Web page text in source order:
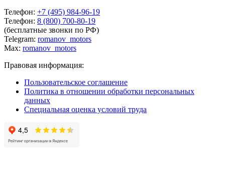
Телефон: +7 (495) 984-96-19
Телефон: 8 (800) 700-80-19
(бесплатные звонки по РФ)
Telegram: romanov_motors
Max: romanov_motors
Правовая информация:
Пользовательское соглашение
Политика в отношении обработки персональных
данных
Специальная оценка условий труда